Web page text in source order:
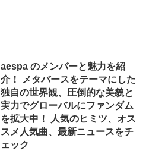
aespa のメンバーと魅力を紹
介！ メタバースをテーマにした
独自の世界観、圧倒的な美貌と
実力でグローバルにファンダム
を拡大中！ 人気のヒミツ、オス
スメ人気曲、最新ニュースをチ
ェック